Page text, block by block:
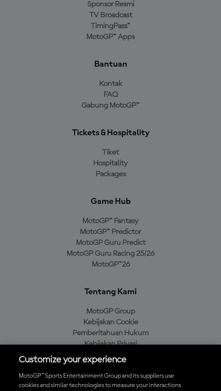
Sponsor Resmi
TV Broadcast
TimingPass™
MotoGP™ Apps
Bantuan
Kontak
FAQ
Gabung MotoGP™
Tickets & Hospitality
Tiket
Hospitality
Packages
Game Hub
MotoGP™ Fantasy
MotoGP™ Predictor
MotoGP Guru Predict
MotoGP Guru Racing 25/26
MotoGP™26
Tentang Kami
MotoGP Group
Kebijakan Cookie
Pemberitahuan Hukum
Kebijakan Privasi
Kebijakan Pembelian
Customize your experience
MotoGP™ Sports Entertainment Group and its suppliers use
cookies and similar technologies to measure your interactions